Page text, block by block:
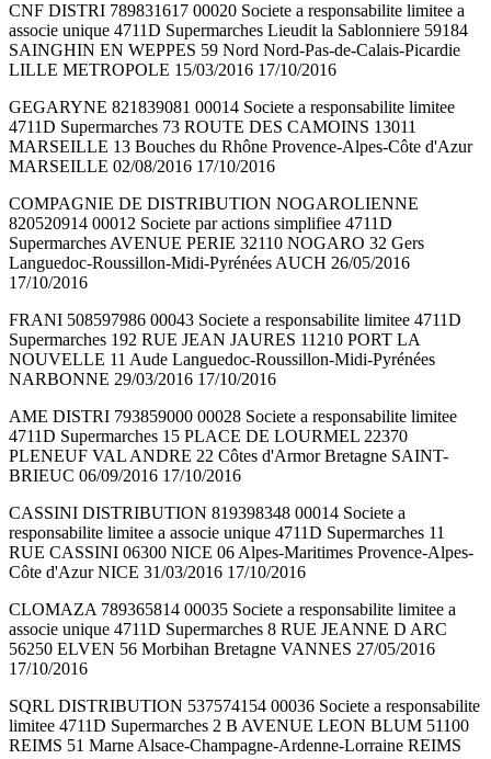
CNF DISTRI 789831617 00020 Societe a responsabilite limitee a
associe unique 4711D Supermarches Lieudit la Sablonniere 59184
SAINGHIN EN WEPPES 59 Nord Nord-Pas-de-Calais-Picardie
LILLE METROPOLE 15/03/2016 17/10/2016
GEGARYNE 821839081 00014 Societe a responsabilite limitee
4711D Supermarches 73 ROUTE DES CAMOINS 13011
MARSEILLE 13 Bouches du Rhône Provence-Alpes-Côte d'Azur
MARSEILLE 02/08/2016 17/10/2016
COMPAGNIE DE DISTRIBUTION NOGAROLIENNE
820520914 00012 Societe par actions simplifiee 4711D
Supermarches AVENUE PERIE 32110 NOGARO 32 Gers
Languedoc-Roussillon-Midi-Pyrénées AUCH 26/05/2016
17/10/2016
FRANI 508597986 00043 Societe a responsabilite limitee 4711D
Supermarches 192 RUE JEAN JAURES 11210 PORT LA
NOUVELLE 11 Aude Languedoc-Roussillon-Midi-Pyrénées
NARBONNE 29/03/2016 17/10/2016
AME DISTRI 793859000 00028 Societe a responsabilite limitee
4711D Supermarches 15 PLACE DE LOURMEL 22370
PLENEUF VAL ANDRE 22 Côtes d'Armor Bretagne SAINT-
BRIEUC 06/09/2016 17/10/2016
CASSINI DISTRIBUTION 819398348 00014 Societe a
responsabilite limitee a associe unique 4711D Supermarches 11
RUE CASSINI 06300 NICE 06 Alpes-Maritimes Provence-Alpes-
Côte d'Azur NICE 31/03/2016 17/10/2016
CLOMAZA 789365814 00035 Societe a responsabilite limitee a
associe unique 4711D Supermarches 8 RUE JEANNE D ARC
56250 ELVEN 56 Morbihan Bretagne VANNES 27/05/2016
17/10/2016
SQRL DISTRIBUTION 537574154 00036 Societe a responsabilite
limitee 4711D Supermarches 2 B AVENUE LEON BLUM 51100
REIMS 51 Marne Alsace-Champagne-Ardenne-Lorraine REIMS